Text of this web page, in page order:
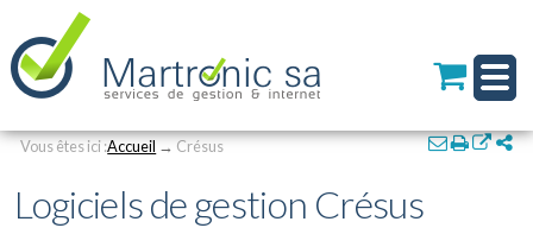
Personal
tools
contenu.
|
Aller
la
Navigation
Actions
document
Vous êtes ici :Accueil → Crésus
Logiciels de gestion Crésus